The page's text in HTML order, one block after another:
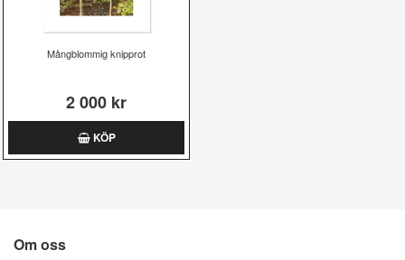
Mångblommig knipprot
2 000 kr
KÖP
Om oss